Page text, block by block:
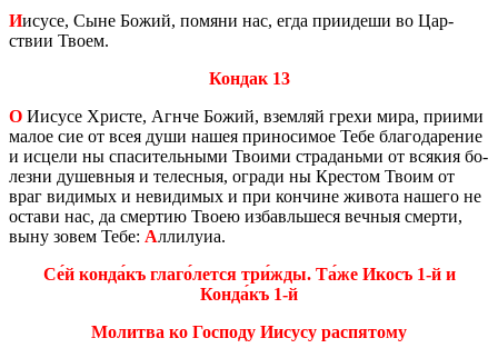
Иисусе, Сыне Божий, по­мя­ни нас, егда при­и­де­ши во Цар­
ствии Твоем.
Кондак 13
О Иису­се Хри­сте, Агнче Божий, взем­ляй грехи мира, при­и­ми
малое сие от всея души нашея при­но­си­мое Тебе бла­го­да­ре­ние
и ис­це­ли ны спа­си­тель­ны­ми Тво­и­ми стра­да­нь­ми от вся­кия бо­
лез­ни ду­шев­ныя и те­лес­ныя, огра­ди ны Кре­стом Твоим от
враг ви­ди­мых и неви­ди­мых и при кон­чине жи­во­та на­ше­го не
оста­ви нас, да смер­тию Твоею из­бав­ль­ше­ся веч­ныя смер­ти,
выну зовем Тебе: Алли­лу­иа.
Се́й конда́къ глаго́лется три́жды. Та́же Икосъ 1-й и
Конда́къ 1-й
Мо­лит­ва ко Гос­по­ду Иису­су рас­пя­то­му